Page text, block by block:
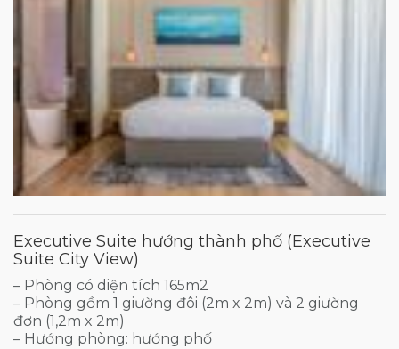
Executive Suite hướng thành phố (Executive
Suite City View)
– Phòng có diện tích 165m2
– Phòng gồm 1 giường đôi (2m x 2m) và 2 giường
đơn (1,2m x 2m)
– Hướng phòng: hướng phố